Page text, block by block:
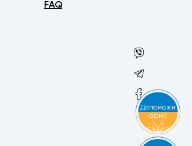
FAQ
Допоможи
армії